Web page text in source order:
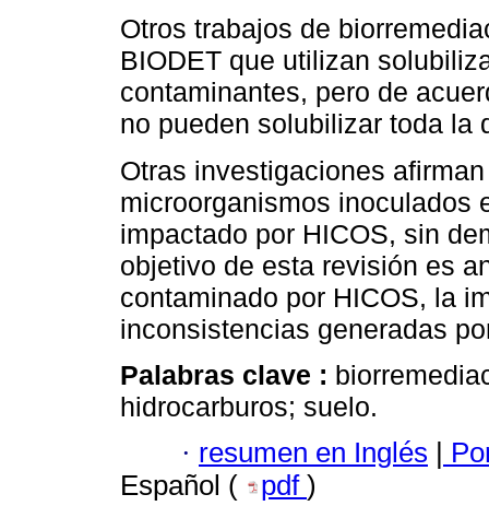
Otros trabajos de
BIODET que utilizan
contaminantes, pero de
no pueden solubilizar toda la
Otras investigaciones
microorganismos inoculados
impactado por HICOS, sin
objetivo de esta revisión es
contaminado por HICOS, la
inconsistencias generadas
Palabras clave :
hidrocarburos; suelo.
· resumen en Inglés
Español (
pdf )